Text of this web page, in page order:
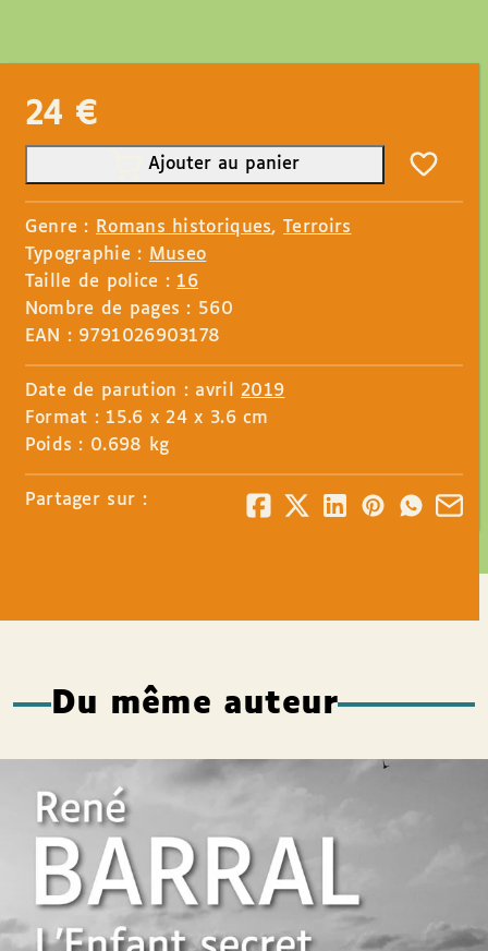
24 €
Ajouter au panier
Genre : Romans historiques,Terroirs
Typographie : Museo
Taille de police : 16
Nombre de pages : 560
EAN : 9791026903178
Date de parution : avril 2019
Format : 15.6 x 24 x 3.6 cm
Poids : 0.698 kg
Partager sur :
Du même auteur